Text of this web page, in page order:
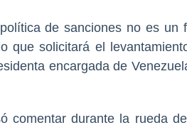
de sanciones no es un
que solicitará el
encargada de
comentar durante la rueda